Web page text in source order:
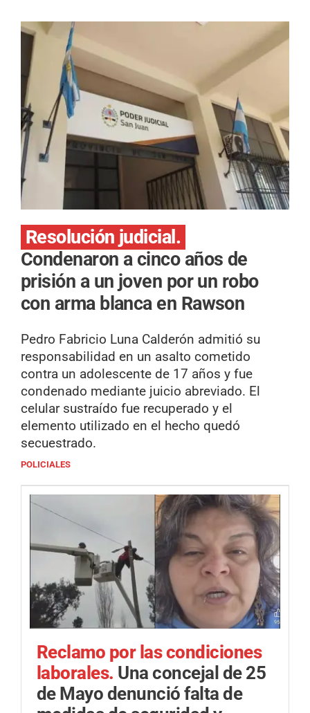
Resolución judicial.
Condenaron a cinco años de
prisión a un joven por un robo
con arma blanca en Rawson
Pedro Fabricio Luna Calderón admitió su
responsabilidad en un asalto cometido
contra un adolescente de 17 años y fue
condenado mediante juicio abreviado. El
celular sustraído fue recuperado y el
elemento utilizado en el hecho quedó
secuestrado.
POLICIALES
Reclamo por las condiciones
laborales. Una concejal de 25
de Mayo denunció falta de